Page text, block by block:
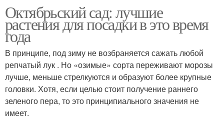
Октябрьский сад: лучшие
растения для посадки в это время
года
В принципе, под зиму не возбраняется сажать любой
репчатый лук . Но «озимые» сорта переживают морозы
лучше, меньше стрелкуются и образуют более крупные
головки. Хотя, если целью стоит получение раннего
зеленого пера, то это принципиального значения не
имеет.